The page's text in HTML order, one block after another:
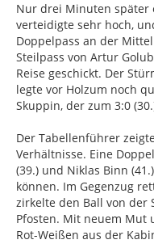
Nur drei Minuten später
verteidigte sehr hoch,
Doppelpass an der
Steilpass von Artur
Reise geschickt. Der
legte vor Holzum noch
Skuppin, der zum 3:0
Der Tabellenführer
Verhältnisse. Eine
(39.) und Niklas Binn
können. Im Gegenzug
zirkelte den Ball von der
Pfosten. Mit neuem Mut
Rot-Weißen aus der